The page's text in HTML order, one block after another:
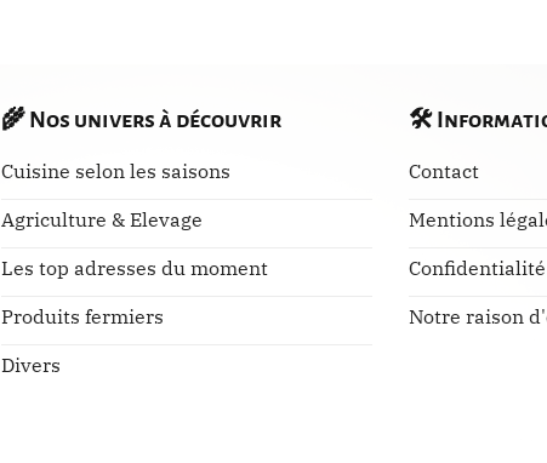
🌾 Nos univers à découvrir
Cuisine selon les saisons
Agriculture & Elevage
Les top adresses du moment
Produits fermiers
Divers
🛠️
Contact
Mentions
Confidentialité
Notre raison